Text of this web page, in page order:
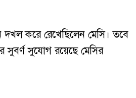
দখল করে রেখেছিলেন মেসি। তবে
সুবর্ণ সুযোগ রয়েছে মেসির